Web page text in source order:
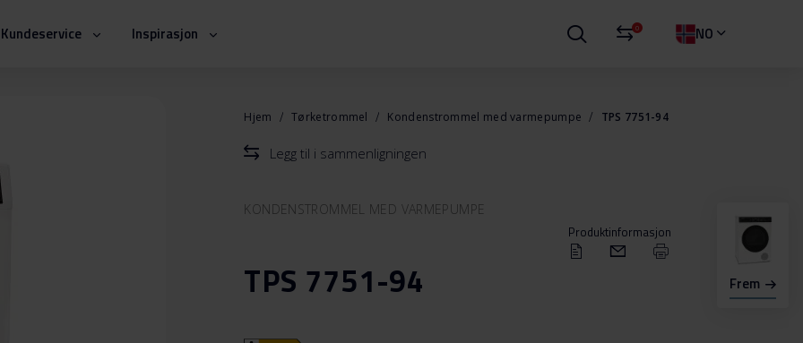
Kundeservice Inspirasjon 0 NO
Frem
Hjem Tørketrommel Kondenstrommel med varmepumpe TPS 7751-94
Legg til i sammenligningen
KONDENSTROMMEL MED VARMEPUMPE
Produktinformasjon
TPS 7751-94